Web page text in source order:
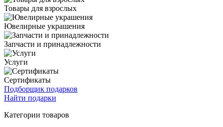
Товары для взрослых
Ювелирные украшения
Запчасти и принадлежности
Услуги
Сертификаты
Подборщик подарков
Найти подарки
Категории товаров